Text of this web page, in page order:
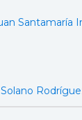
Santamaría